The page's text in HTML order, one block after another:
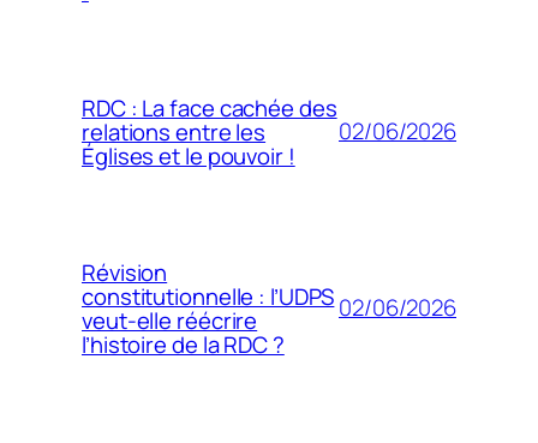
RDC : La face cachée des
relations entre les
Églises et le pouvoir !
02/06/2026
Révision
constitutionnelle : l’UDPS
veut-elle réécrire
l’histoire de la RDC ?
02/06/2026